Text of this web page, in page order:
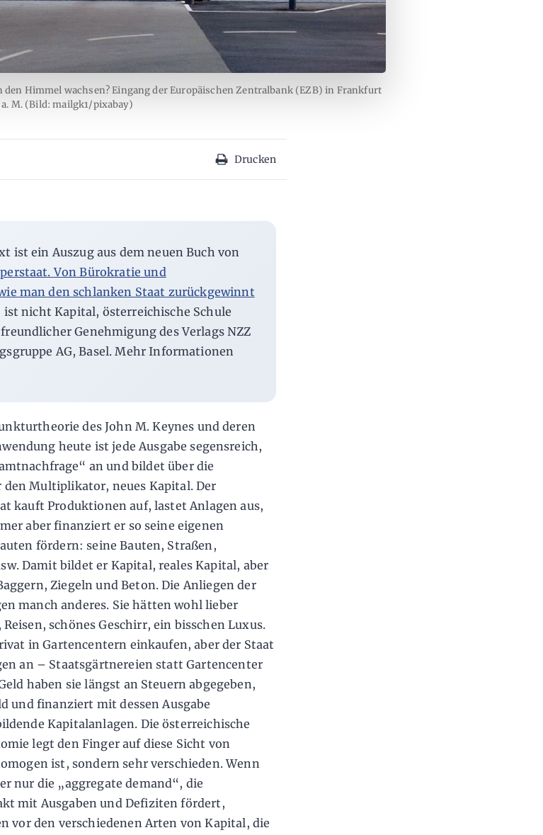
Himmel wachsen? Eingang der Europäischen Zentralbank (EZB) in Frankfurt
a. M. (Bild: mailgk1/pixabay)
Drucken
ist ein Auszug aus dem neuen Buch von
Von Bürokratie und
man den schlanken Staat zurückgewinnt
ist nicht Kapital, österreichische Schule
Genehmigung des Verlags NZZ
AG, Basel. Mehr Informationen
des John M. Keynes und deren
heute ist jede Ausgabe segensreich,
an und bildet über die
den Multiplikator, neues Kapital. Der
kauft Produktionen auf, las­tet Anlagen aus,
aber finanziert er so seine eigenen
fördern: seine Bauten, Straßen,
Damit bildet er Kapital, reales Kapital, aber
Ziegeln und Beton. Die Anliegen der
manch anderes. Sie hätten wohl lieber
schönes Geschirr, ein bisschen Luxus.
in Gartencentern einkaufen, aber der Staat
an – Staatsgärtnereien statt Gartencenter
haben sie längst an Steuern abgegeben,
und finanziert mit dessen Ausgabe
Kapi­talanlagen. Die österreichische
legt den Fin­ger auf diese Sicht von
ist, sondern sehr verschieden. Wenn
nur die „aggregate demand“, die
mit Ausgaben und Defiziten fördert,
vor den verschiedenen Arten von Kapital, die